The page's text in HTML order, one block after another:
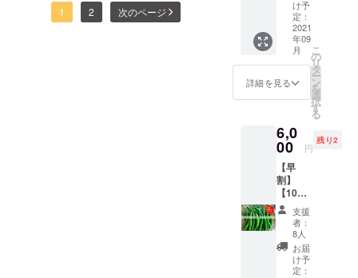
今年も楽しくがんばりたい
と思います。杉田さん、あ
くり！とてもおいしかった
さん自分たちで〜！やっぱ
ラペーニョのピクルス・八
1 2 次のページ
状況に
応じ
て、変
動しま
す。 ・
御礼と
とも
メール
にて送
付しま
す。 ・
想定寄
贈先：
特定非
営利活
動法人
ほっと
プラス
就労セ
ジュエ
ラ、プ
リック
チン
ダー、
ハバネ
ロなど
合計1kg
を想定
・品種/
時期
は、生
育状況
によっ
て変動
しま
す。予
めご了
承くだ
（辛さ
レベ
ル：
🌶）】
・十色
の畑で
採れた
中でメ
キシコ
系のと
うがら
しを
チョイ
ス（写
真はイ
メージ
です）
ビ
キー
け予
定：
2021
年09
月
詳細を見る
こ
の
リ
タ
ー
ン
を
選
択
す
る
6,0
00 円
残り2
【早
割】
【10個
限定！
とうが
らし生
食1kg
セット
（辛さ
支援
者：
8人
お届
け予
定：